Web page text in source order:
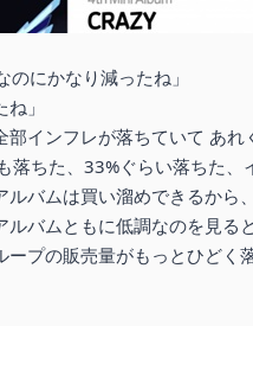
のにかなり減ったね」
」
インフレが落ちていて あれ
落ちた、33%ぐらい落ちた、
バムは買い溜めできるから
バムともに低調なのを見る
プの販売量がもっとひどく